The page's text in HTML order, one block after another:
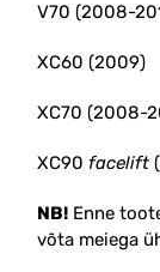
V70 (2008-
XC60 (2009)
XC70 (2008-
XC90 facelift
NB! Enne
võta meiega